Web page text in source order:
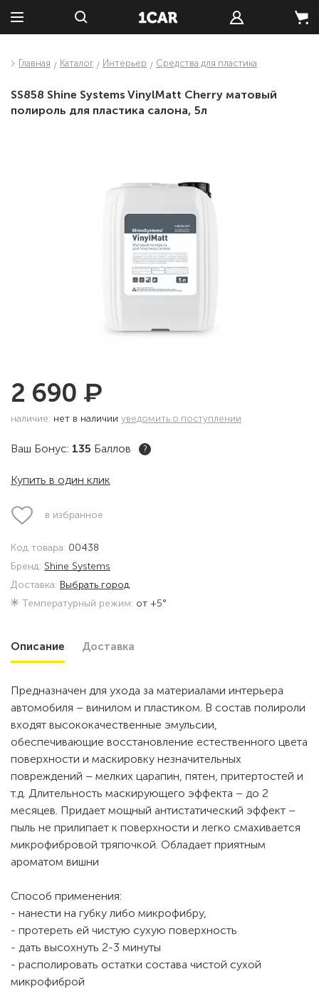
Главная Каталог Интерьер Средства для пластика
SS858 Shine Systems VinylMatt Cherry матовый
полироль для пластика салона, 5л
2 690 ₽
наличие: нет в наличии уведомить о поступлении
Ваш Бонус: 135 Баллов ?
Купить в один клик
в избранное
Код товара: 00438
Бренд: Shine Systems
Доставка: Выбрать город
Температурный режим: от +5°
Описание Доставка
Предназначен для ухода за материалами интерьера
автомобиля – винилом и пластиком. В состав полироли
входят высококачественные эмульсии,
обеспечивающие восстановление естественного цвета
поверхности и маскировку незначительных
повреждений – мелких царапин, пятен, притертостей и
т.д. Длительность маскирующего эффекта – до 2
месяцев. Придает мощный антистатический эффект –
пыль не прилипает к поверхности и легко смахивается
микрофибровой тряпочкой. Обладает приятным
ароматом вишни
Способ применения:
- нанести на губку либо микрофибру,
- протереть ей чистую сухую поверхность
- дать высохнуть 2-3 минуты
- располировать остатки состава чистой сухой
микрофиброй